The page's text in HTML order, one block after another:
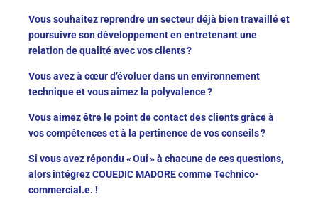
Vous souhaitez reprendre un secteur déjà bien travaillé et
poursuivre son développement en entretenant une
relation de qualité avec vos clients ?
Vous avez à cœur d’évoluer dans un environnement
technique et vous aimez la polyvalence ?
Vous aimez être le point de contact des clients grâce à
vos compétences et à la pertinence de vos conseils ?
Si vous avez répondu « Oui » à chacune de ces questions,
alors intégrez COUEDIC MADORE comme Technico-
commercial.e. !